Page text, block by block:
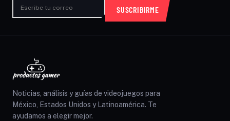
SUSCRIBIRME
Noticias, análisis y guías de videojuegos para
México, Estados Unidos y Latinoamérica. Te
ayudamos a elegir mejor.